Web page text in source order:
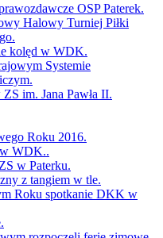
OSP Paterek.
Halowy Turniej Piłki
kolęd w WDK.
Systemie
im. Jana Pawła II.
Roku 2016.
WDK..
w Paterku.
z tangiem w tle.
Roku spotkanie DKK w